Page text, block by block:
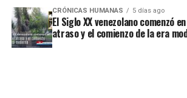
CRÓNICAS HUMANAS 5 días ago
El Siglo XX venezolano comenzó
atraso y el comienzo de la era